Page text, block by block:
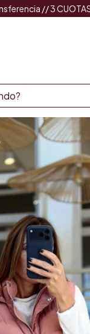
// 3 CUOTAS